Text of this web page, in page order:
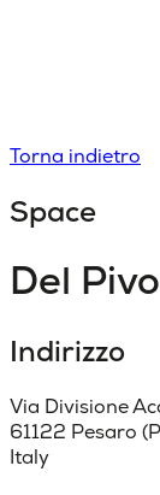
Torna indietro
Space
Del
Indirizzo
Via Divisione
61122 Pesaro
Italy